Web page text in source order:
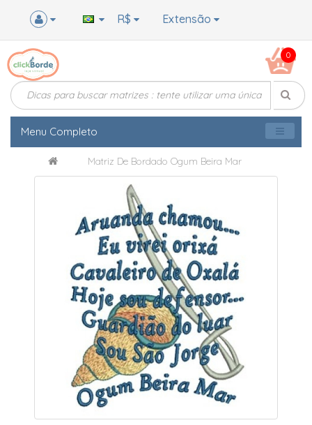
Extensão
R$
0
Menu Completo
Matriz De Bordado Ogum Beira Mar